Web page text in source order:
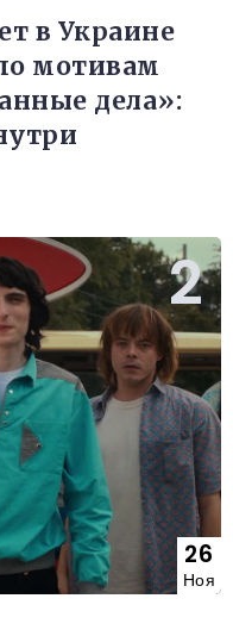
в Украине
мотивам
дела»:
26
Ноя